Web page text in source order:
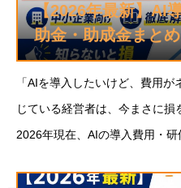
【2026年最新】AI
助金・助成金まと
「AIを導入したいけど、費用
じている経営者は、今まさに
2026年現在、AIの導入費用・研